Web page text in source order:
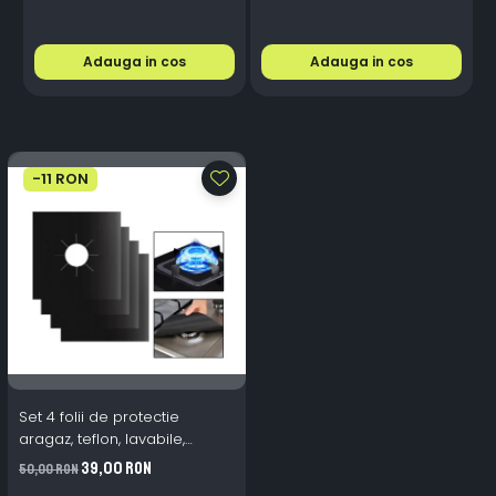
Adauga in cos Adauga in cos
-11 RON
Set 4 folii de protectie
aragaz, teflon, lavabile,
reutilizabile, Negru/Gri
50,00 RON39,00 RON